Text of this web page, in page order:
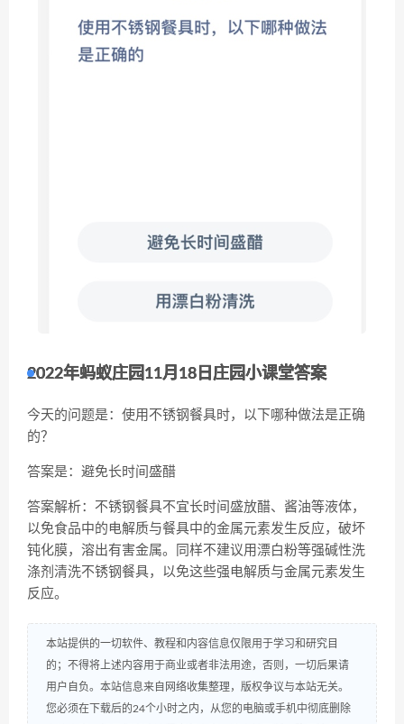
2022年蚂蚁庄园11月18日庄园小课堂答案
今天的问题是：使用不锈钢餐具时，以下哪种做法是正确
的？
答案是：避免长时间盛醋
答案解析：不锈钢餐具不宜长时间盛放醋、酱油等液体，
以免食品中的电解质与餐具中的金属元素发生反应，破坏
钝化膜，溶出有害金属。同样不建议用漂白粉等强碱性洗
涤剂清洗不锈钢餐具，以免这些强电解质与金属元素发生
反应。
本站提供的一切软件、教程和内容信息仅限用于学习和研究目
的；不得将上述内容用于商业或者非法用途，否则，一切后果请
用户自负。本站信息来自网络收集整理，版权争议与本站无关。
您必须在下载后的24个小时之内，从您的电脑或手机中彻底删除